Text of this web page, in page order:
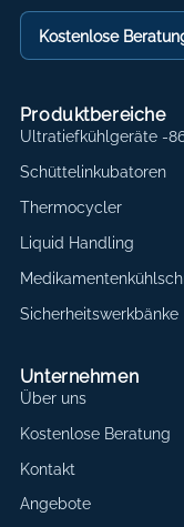
Kostenlose
Produktbereiche
Ultratiefkühlgeräte -
Schüttelinkubatoren
Thermocycler
Liquid Handling
Sicherheitswerkbänke
Unternehmen
Über uns
Kostenlose Beratung
Kontakt
Angebote